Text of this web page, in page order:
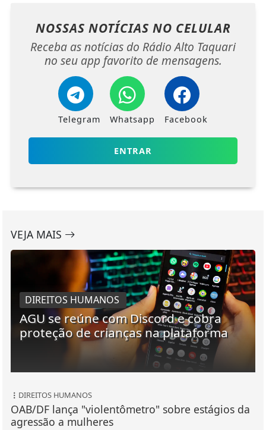
NOSSAS NOTÍCIAS NO CELULAR
Receba as notícias do Rádio Alto Taquari
no seu app favorito de mensagens.
Telegram Whatsapp Facebook
ENTRAR
VEJA MAIS
DIREITOS HUMANOS
AGU se reúne com Discord e cobra
proteção de crianças na plataforma
DIREITOS HUMANOS
OAB/DF lança "violentômetro" sobre estágios da
agressão a mulheres